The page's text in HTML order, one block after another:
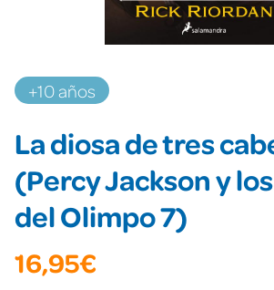
+10 años
La diosa de tres
(Percy Jackson y
del Olimpo 7)
16,95€